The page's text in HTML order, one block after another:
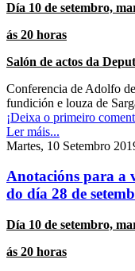
Día 10 de setembro,
ás 20 horas
Salón de actos da
Conferencia de Adolfo
fundición e louza de
¡Deixa o primeiro
Ler máis...
Martes, 10 Setembro
Anotacións para a
do día 28 de
Día 10 de setembro,
ás 20 horas